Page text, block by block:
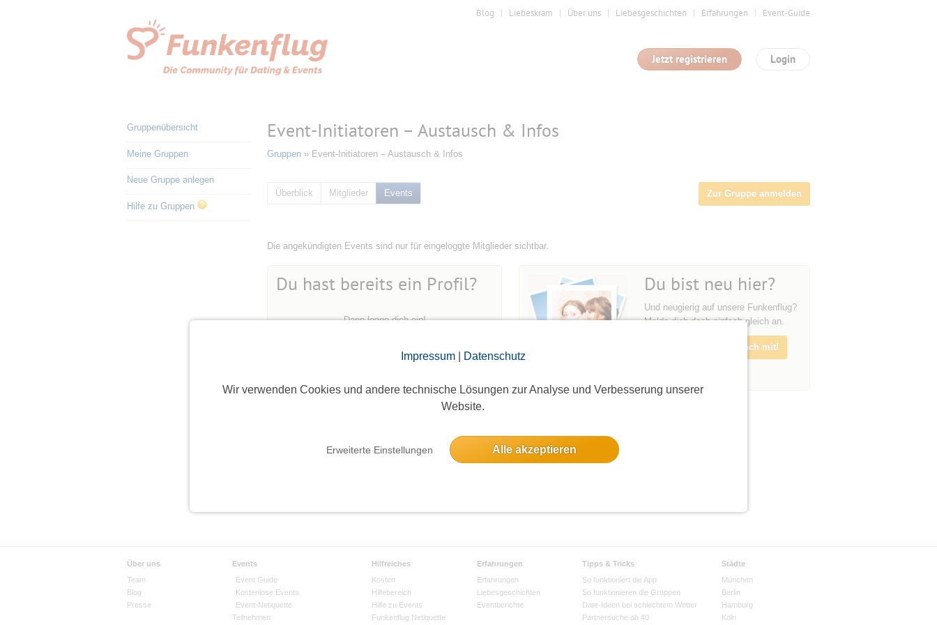
Impressum| Datenschutz
Wir verwenden Cookies und andere technische Lösungen zur Analyse und Verbesserung unserer
Website.
Erweiterte Einstellungen Alle akzeptieren
Blog Liebeskram Über uns Liebesgeschichten Erfahrungen Event-Guide
Login
Jetzt registrieren
Gruppenübersicht
Meine Gruppen
Neue Gruppe anlegen
Hilfe zu Gruppen
Event-Initiatoren – Austausch & Infos
Gruppen » Event-Initiatoren – Austausch & Infos
Überblick Mitglieder Events Zur Gruppe anmelden
Die angekündigten Events sind nur für eingeloggte Mitglieder sichtbar.
Du hast bereits ein Profil?
Dann logge dich ein!
Du bist neu hier?
Und neugierig auf unsere Funkenflug?
Melde dich doch einfach gleich an.
Melde dich an und mach mit!
Über uns
Team
Blog
Presse
Events
Event Guide
Kostenlose Events
Event-Netiquette
Teilnehmen
Hilfreiches
Kosten
Hilfebereich
Hilfe zu Events
Funkenflug Netiquette
Erfahrungen
Erfahrungen
Liebesgeschichten
Eventberichte
Tipps & Tricks
So funktioniert die App
So funktionieren die Gruppen
Date-Ideen bei schlechtem Wetter
Partnersuche ab 40
Städte
München
Berlin
Hamburg
Köln